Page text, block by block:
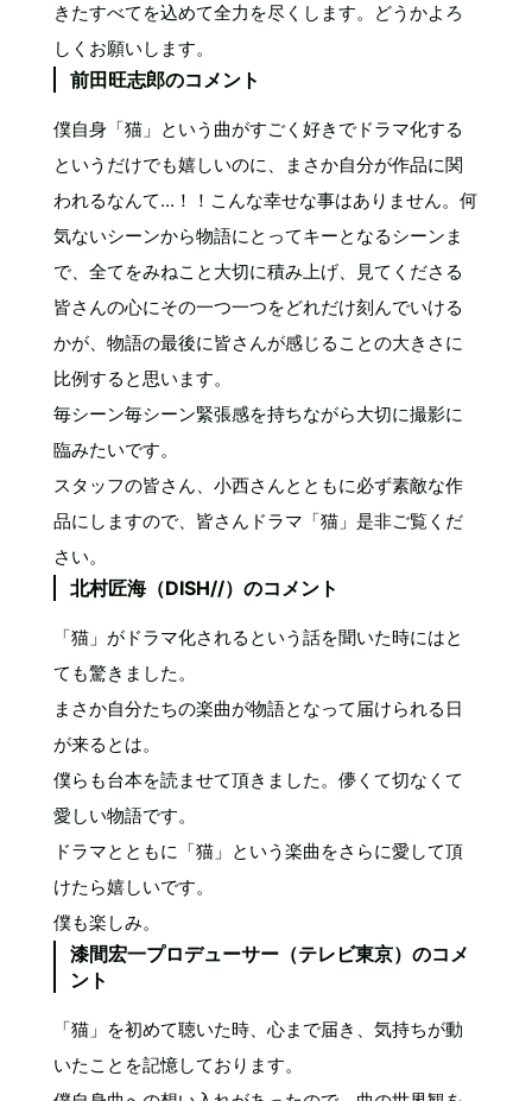
きたすべてを込めて全力を尽くします。どうかよろ
しくお願いします。
前田旺志郎のコメント
僕自身「猫」という曲がすごく好きでドラマ化する
というだけでも嬉しいのに、まさか自分が作品に関
われるなんて...！！こんな幸せな事はありません。何
気ないシーンから物語にとってキーとなるシーンま
で、全てをみねこと大切に積み上げ、見てくださる
皆さんの心にその一つ一つをどれだけ刻んでいける
かが、物語の最後に皆さんが感じることの大きさに
比例すると思います。
毎シーン毎シーン緊張感を持ちながら大切に撮影に
臨みたいです。
スタッフの皆さん、小西さんとともに必ず素敵な作
品にしますので、皆さんドラマ「猫」是非ご覧くだ
さい。
北村匠海（DISH//）のコメント
「猫」がドラマ化されるという話を聞いた時にはと
ても驚きました。
まさか自分たちの楽曲が物語となって届けられる日
が来るとは。
僕らも台本を読ませて頂きました。儚くて切なくて
愛しい物語です。
ドラマとともに「猫」という楽曲をさらに愛して頂
けたら嬉しいです。
僕も楽しみ。
漆間宏一プロデューサー（テレビ東京）のコメ
ント
「猫」を初めて聴いた時、心まで届き、気持ちが動
いたことを記憶しております。